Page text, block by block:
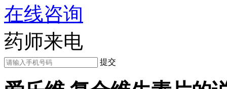
在线咨询
药师来电
提交